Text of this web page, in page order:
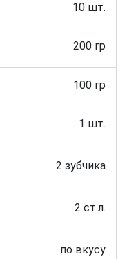
10 шт.
200 гр
100 гр
1 шт.
2 зубчика
2 ст.л.
по вкусу